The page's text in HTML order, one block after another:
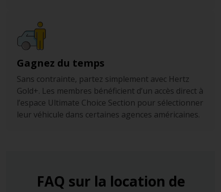
quartier d’East Brooklyn et Jamaica Bay, sans oublier de
traverser le pont de Brooklyn pour rejoindre
Manhattan.
Gagnez du temps
Sans contrainte, partez simplement avec Hertz
Gold+. Les membres bénéficient d’un accès direct à
l’espace Ultimate Choice Section pour sélectionner
leur véhicule dans certaines agences américaines.
FAQ sur la location de